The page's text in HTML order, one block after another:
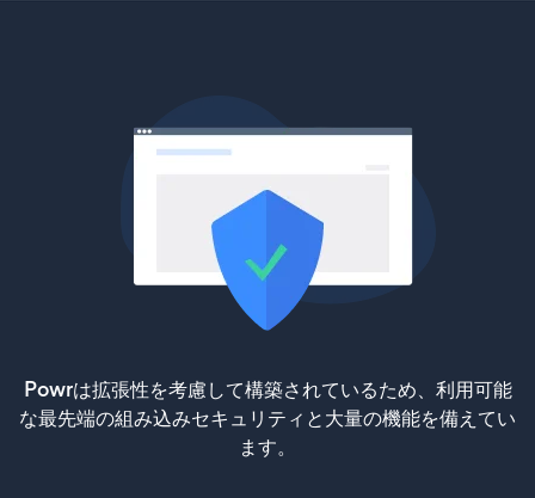
Powrは拡張性を考慮して構築されているため、利用可能
な最先端の組み込みセキュリティと大量の機能を備えてい
ます。